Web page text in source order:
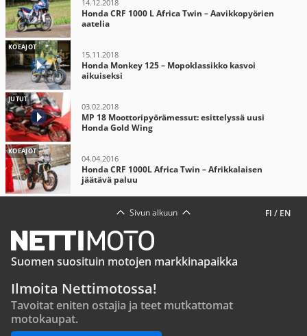
14.12.2018
Honda CRF 1000 L Africa Twin – Aavikkopyörien
aatelia
KOEAJOT
15.11.2018
Honda Monkey 125 – Mopoklassikko kasvoi
aikuiseksi
JUTUT
03.02.2018
MP 18 Moottoripyörämessut: esittelyssä uusi
Honda Gold Wing
KOEAJOT
04.04.2016
Honda CRF 1000L Africa Twin – Afrikkalaisen
jäätävä paluu
FI / EN
Sivun alkuun
Suomen suosituin motojen markkinapaikka
Ilmoita Nettimotossa!
Tavoitat eniten ostajia ja teet mutkattomat
motokaupat.